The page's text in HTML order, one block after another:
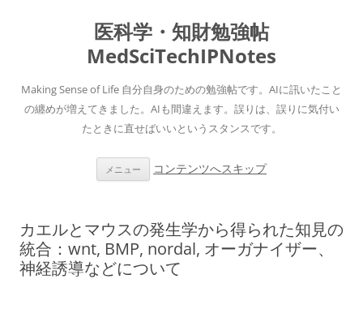
医科学・知財勉強帖
MedSciTechIPNotes
Making Sense of Life 自分自身のための勉強帖です。AIに訊いたこと
の纏めが増えてきました。AIも間違えます。誤りは、誤りに気付い
たときに直せばいいというスタンスです。
メニュー コンテンツへスキップ
カエルとマウスの発生学から得られた知見の
統合：wnt, BMP, nordal, オーガナイザー、
神経誘導などについて